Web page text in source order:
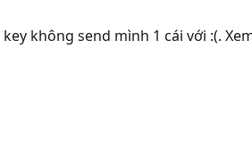
key không send mình 1 cái với :(.